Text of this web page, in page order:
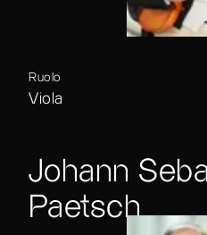
Ruolo
Viola
Johann
Paetsch